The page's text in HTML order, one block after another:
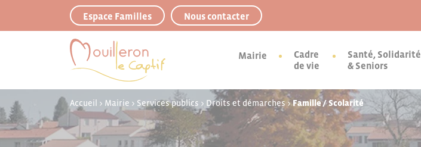
Espace Familles Nous contacter
Mairie
Cadre
de vie
Santé, Solidarité
& Seniors
Accueil > Mairie > Services publics > Droits et démarches >Famille / Scolarité
Panneau de gestion des cookies